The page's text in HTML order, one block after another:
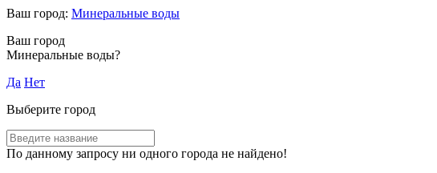
Ваш город: Минеральные воды
Ваш город
Минеральные воды?
Да Нет
Выберите город
По данному запросу ни одного города не найдено!